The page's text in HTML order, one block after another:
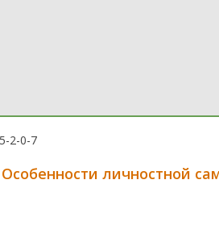
2-0-7
Особенности личностной